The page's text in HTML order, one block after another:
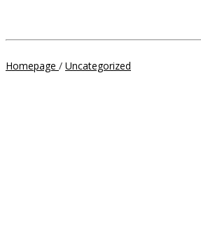
Homepage / Uncategorized